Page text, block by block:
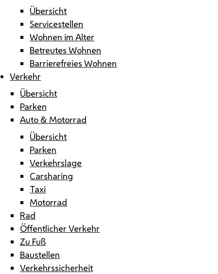
Übersicht
Servicestellen
Wohnen im Alter
Betreutes Wohnen
Barrierefreies Wohnen
Verkehr
Übersicht
Parken
Auto & Motorrad
Übersicht
Parken
Verkehrslage
Carsharing
Taxi
Motorrad
Rad
Öffentlicher Verkehr
Zu Fuß
Baustellen
Verkehrssicherheit